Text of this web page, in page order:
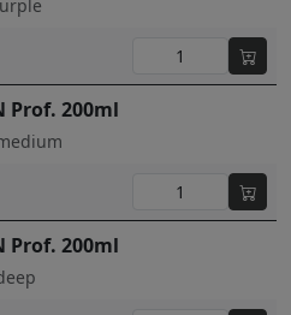
Prof. 200ml
Prof. 200ml